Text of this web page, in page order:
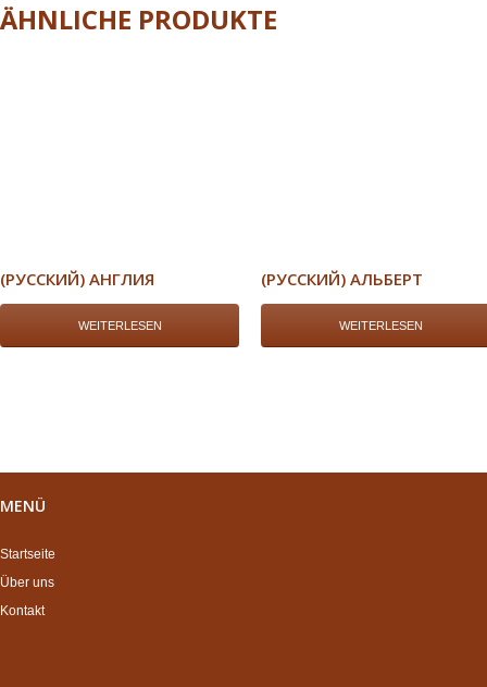
ÄHNLICHE PRODUKTE
(РУССКИЙ) АНГЛИЯ
WEITERLESEN
(РУССКИЙ) АЛЬБЕРТ
WEITERLESEN
MENÜ
Startseite
Über uns
Kontakt